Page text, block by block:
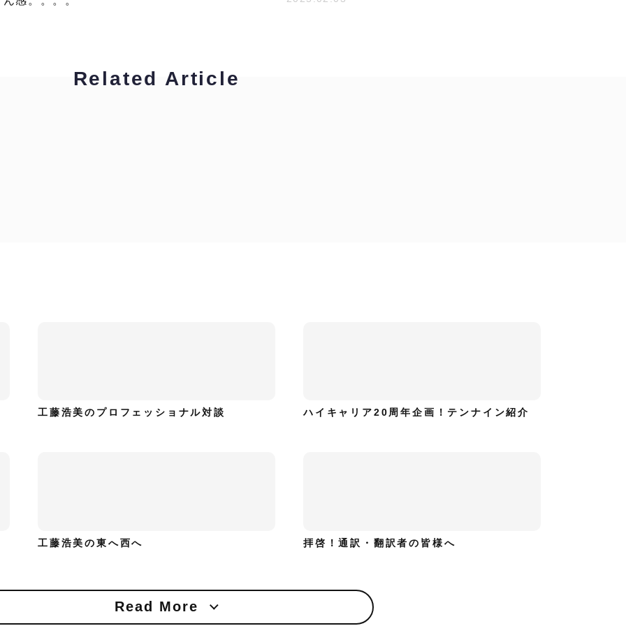
Related Article
工藤浩美のプロフェッショナル対談 ハイキャリア20周年企画！テンナイン紹介
工藤浩美の東へ西へ 拝啓！通訳・翻訳者の皆様へ
Read More